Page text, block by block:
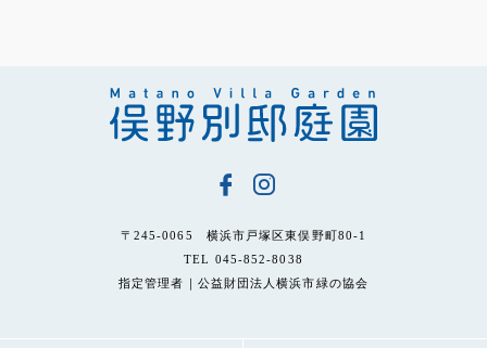
〒245-0065 横浜市戸塚区東俣野町80-1
TEL 045-852-8038
指定管理者｜公益財団法人横浜市緑の協会